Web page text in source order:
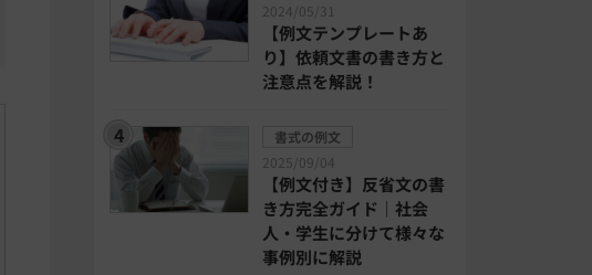
2024/05/31
【例文テンプレートあ
り】依頼文書の書き方と
注意点を解説！
書式の例文
2025/09/04
【例文付き】反省文の書
き方完全ガイド｜社会
人・学生に分けて様々な
事例別に解説